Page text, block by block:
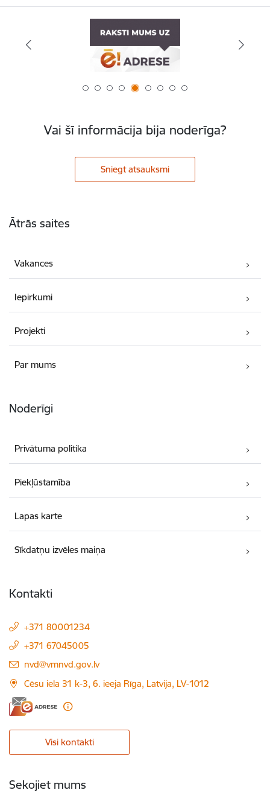
Vai šī informācija bija noderīga?
Sniegt atsauksmi
Ātrās saites
Vakances
Iepirkumi
Projekti
Par mums
Noderīgi
Privātuma politika
Piekļūstamība
Lapas karte
Sīkdatņu izvēles maiņa
Kontakti
+371 80001234
+371 67045005
E-pasts:
nvd@vmnvd.gov.lv
Cēsu iela 31 k-3, 6. ieeja Rīga, Latvija, LV-1012
Visi kontakti
Sekojiet mums